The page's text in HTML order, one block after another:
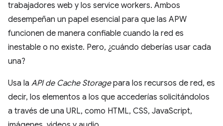
trabajadores web y los service workers. Ambos
desempeñan un papel esencial para que las APW
funcionen de manera confiable cuando la red es
inestable o no existe. Pero, ¿cuándo deberías usar cada
una?
Usa la API de Cache Storagepara los recursos de red, es
decir, los elementos a los que accederías solicitándolos
a través de una URL, como HTML, CSS, JavaScript,